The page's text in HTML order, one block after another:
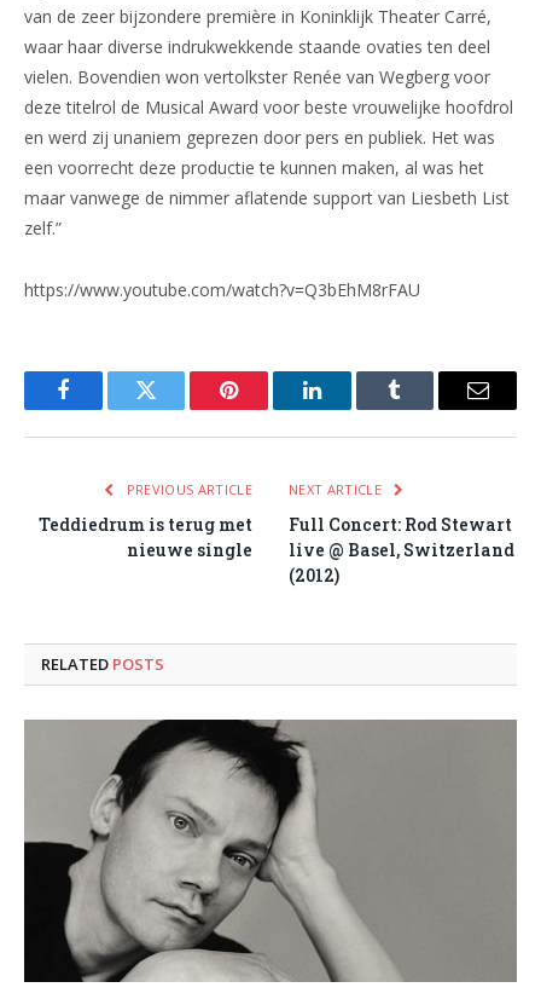
van de zeer bijzondere première in Koninklijk Theater Carré,
waar haar diverse indrukwekkende staande ovaties ten deel
vielen. Bovendien won vertolkster Renée van Wegberg voor
deze titelrol de Musical Award voor beste vrouwelijke hoofdrol
en werd zij unaniem geprezen door pers en publiek. Het was
een voorrecht deze productie te kunnen maken, al was het
maar vanwege de nimmer aflatende support van Liesbeth List
zelf.”
https://www.youtube.com/watch?v=Q3bEhM8rFAU
FacebookTwitter Pinterest LinkedInTumblr Email
PREVIOUS ARTICLE
Teddiedrum is terug met
nieuwe single
NEXT ARTICLE
Full Concert: Rod Stewart
live @ Basel, Switzerland
(2012)
RELATED POSTS